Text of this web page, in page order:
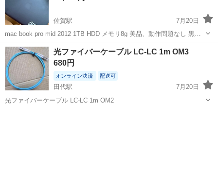
佐賀駅
7月20日
mac book pro mid 2012 1TB HDD メモリ8g 美品、動作問題なし 黒色
のカバーはめてるので外装も綺麗です。 経年のためバッテリー交換必
要と表示は出てます。
佐賀 佐賀市 佐賀駅 Mac メモリ
光ファイバーケーブル LC-LC 1m OM3
680円
オンライン決済 配送可
田代駅
7月20日
光ファイバーケーブル LC-LC 1m OM2